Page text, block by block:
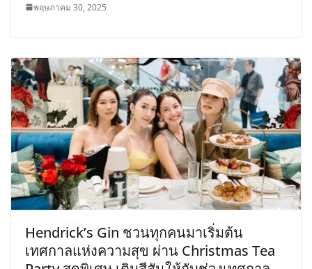
พฤษภาคม 30, 2025
Hendrick’s Gin ชวนทุกคนมาเริ่มต้น
เทศกาลแห่งความสุข ผ่าน Christmas Tea